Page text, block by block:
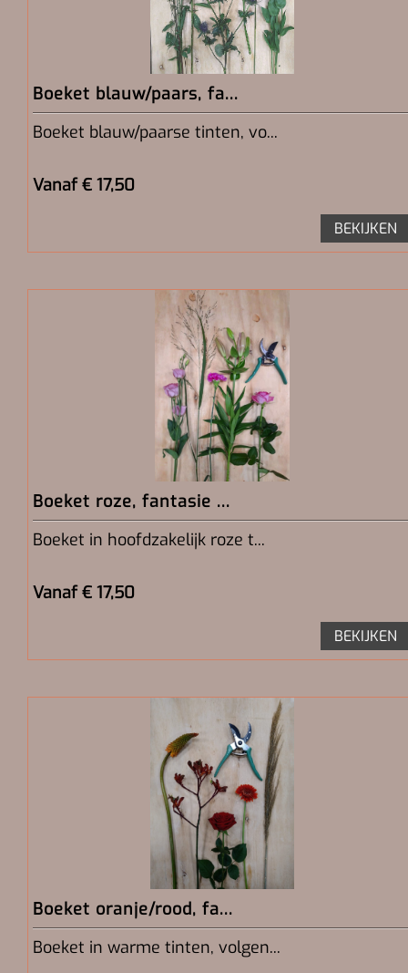
Boeket blauw/paars, fa...
Boeket blauw/paarse tinten, vo...
Vanaf € 17,50
BEKIJKEN
Boeket roze, fantasie ...
Boeket in hoofdzakelijk roze t...
Vanaf € 17,50
BEKIJKEN
Boeket oranje/rood, fa...
Boeket in warme tinten, volgen...